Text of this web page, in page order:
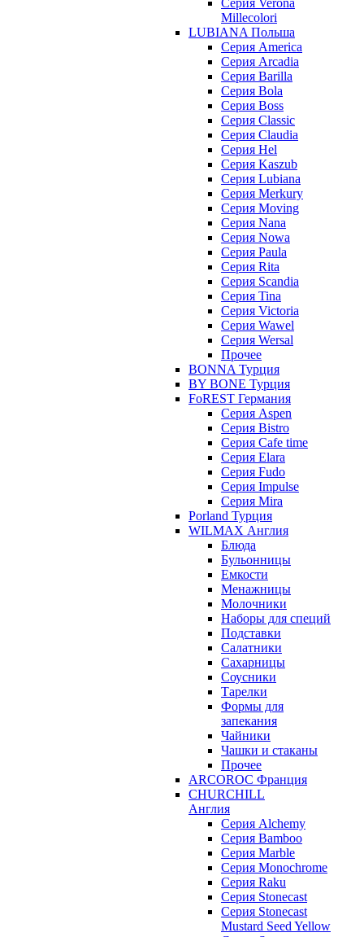
Millecolori
LUBIANA Польша
Серия America
Серия Arcadia
Серия Barilla
Серия Bola
Серия Boss
Серия Classic
Серия Claudia
Серия Hel
Серия Kaszub
Серия Lubiana
Серия Merkury
Серия Moving
Серия Nana
Серия Nowa
Серия Paula
Серия Rita
Серия Scandia
Серия Tina
Серия Victoria
Серия Wawel
Серия Wersal
Прочее
BONNA Турция
BY BONE Турция
FoREST Германия
Серия Aspen
Серия Bistro
Серия Cafe time
Серия Elara
Серия Fudo
Серия Impulse
Серия Mira
Porland Турция
WILMAX Англия
Блюда
Бульонницы
Емкости
Менажницы
Молочники
Наборы для специй
Подставки
Салатники
Сахарницы
Соусники
Тарелки
Формы для
запекания
Чайники
Чашки и стаканы
Прочее
ARCOROC Франция
CHURCHILL
Англия
Серия Alchemy
Серия Bamboo
Серия Marble
Серия Monochrome
Серия Raku
Серия Stonecast
Серия Stonecast
Mustard Seed Yellow